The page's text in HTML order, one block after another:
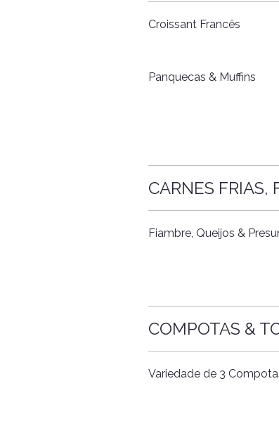
Croissant Francês
Panquecas & Muffins
CARNES FRIAS,
Fiambre, Queijos &
COMPOTAS &
Variedade de 3